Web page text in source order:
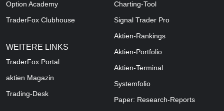
Option Academy
TraderFox Clubhouse
WEITERE LINKS
TraderFox Portal
aktien Magazin
Trading-Desk
Charting-Tool
Signal Trader Pro
Aktien-Rankings
Aktien-Portfolio
Aktien-Terminal
Systemfolio
Paper: Research-Reports